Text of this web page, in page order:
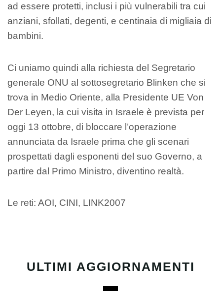
ad essere protetti, inclusi i più vulnerabili tra cui
anziani, sfollati, degenti, e centinaia di migliaia di
bambini.
Ci uniamo quindi alla richiesta del Segretario
generale ONU al sottosegretario Blinken che si
trova in Medio Oriente, alla Presidente UE Von
Der Leyen, la cui visita in Israele è prevista per
oggi 13 ottobre, di bloccare l’operazione
annunciata da Israele prima che gli scenari
prospettati dagli esponenti del suo Governo, a
partire dal Primo Ministro, diventino realtà.
Le reti: AOI, CINI, LINK2007
ULTIMI AGGIORNAMENTI